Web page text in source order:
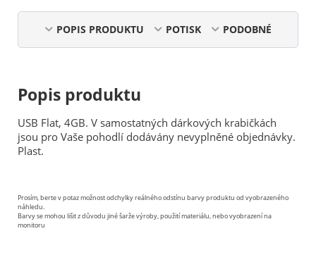
POPIS PRODUKTU POTISK PODOBNÉ
Popis produktu
USB Flat, 4GB. V samostatných dárkových krabičkách
jsou pro Vaše pohodlí dodávány nevyplněné objednávky.
Plast.
Prosím, berte v potaz možnost odchylky reálného odstínu barvy produktu od vyobrazeného
náhledu.
Barvy se mohou lišit z důvodu jiné šarže výroby, použití materiálu, nebo vyobrazení na
monitoru